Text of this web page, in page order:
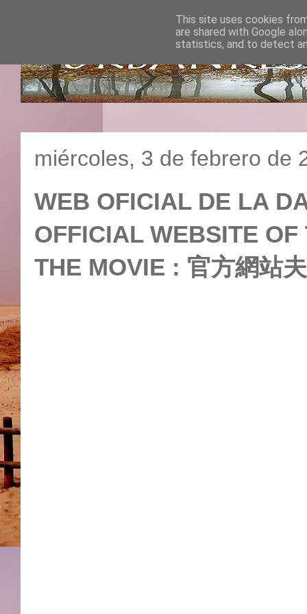
miércoles, 3 de febrero de
WEB OFICIAL DE LA
OFFICIAL WEBSITE
THE MOVIE : 官方網站
This site uses cookies
are shared with Google
statistics, and to detect